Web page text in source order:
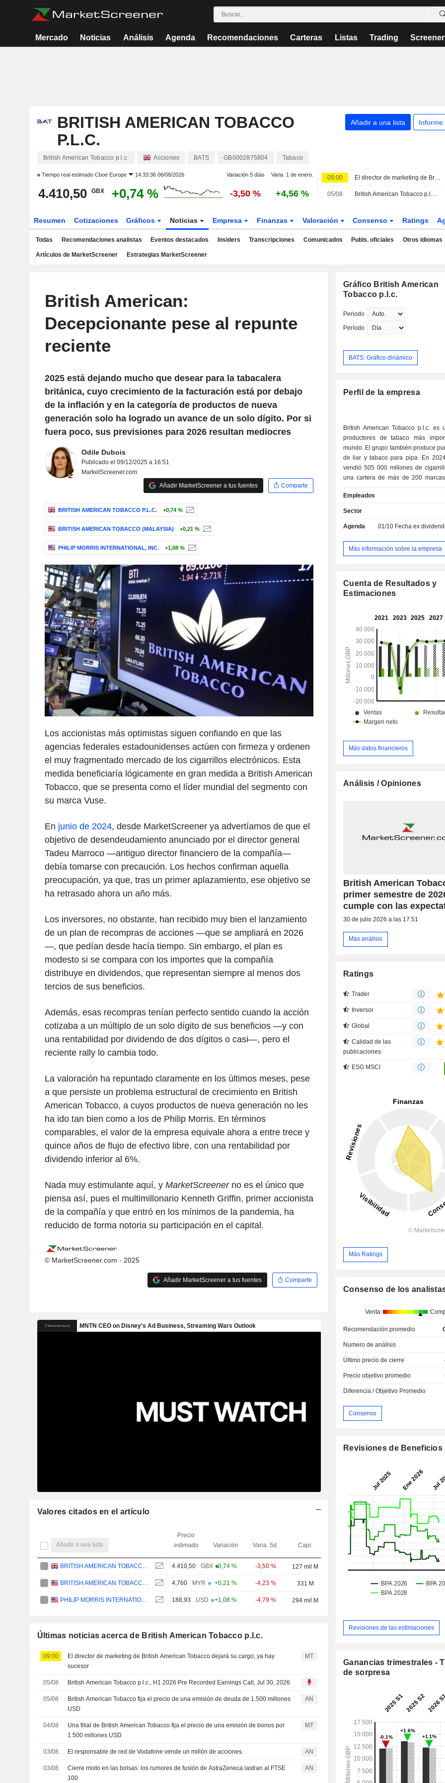
Mercado Noticias Análisis Agenda Recomendaciones Carteras Listas Trading
BRITISH AMERICAN TOBACCO
P.L.C.
Añadir a una lista Informe
British American Tobacco p.l.c. Acciones BATS GB0002875804 Tabaco
Tiempo real estimado Cboe Europe 14:33:36 06/08/2026 Variación 5 días Varia. 1 de enero.
4.410,50 GBX +0,74 % -3,50 % +4,56 %
09:00 El director de marketing de British American Tobacco dejará su cargo; ya hay sucesor
05/08 British American Tobacco p.l.c., H1 2026 Pre Recorded Earnings Call, Jul 30, 2026
Resumen Cotizaciones Gráficos Noticias Empresa Finanzas Valoración Consenso Ratings
Todas Recomendaciones analistas Eventos destacados Insiders Transcripciones Comunicados Publs. oficiales Otros idiomas
Artículos de MarketScreener Estrategias MarketScreener
British American:
Decepcionante pese al repunte
reciente
2025 está dejando mucho que desear para la tabacalera
británica, cuyo crecimiento de la facturación está por debajo
de la inflación y en la categoría de productos de nueva
generación solo ha logrado un avance de un solo dígito. Por si
fuera poco, sus previsiones para 2026 resultan mediocres
Odile Dubois
Publicado el 09/12/2025 a 16:51
MarketScreener.com
Añadir MarketScreener a tus fuentes
Comparte
BRITISH AMERICAN TOBACCO P.L.C. +0,74 %
BRITISH AMERICAN TOBACCO (MALAYSIA) +0,21 %
PHILIP MORRIS INTERNATIONAL, INC. +1,08 %
Los accionistas más optimistas siguen confiando en que las
agencias federales estadounidenses actúen con firmeza y ordenen
el muy fragmentado mercado de los cigarrillos electrónicos. Esta
medida beneficiaría lógicamente en gran medida a British American
Tobacco, que se presenta como el líder mundial del segmento con
su marca Vuse.
En junio de 2024, desde MarketScreener ya advertíamos de que el
objetivo de desendeudamiento anunciado por el director general
Tadeu Marroco —antiguo director financiero de la compañía—
debía tomarse con precaución. Los hechos confirman aquella
preocupación, ya que, tras un primer aplazamiento, ese objetivo se
ha retrasado ahora un año más.
Los inversores, no obstante, han recibido muy bien el lanzamiento
de un plan de recompras de acciones —que se ampliará en 2026
—, que pedían desde hacía tiempo. Sin embargo, el plan es
modesto si se compara con los importes que la compañía
distribuye en dividendos, que representan siempre al menos dos
tercios de sus beneficios.
Además, esas recompras tenían perfecto sentido cuando la acción
cotizaba a un múltiplo de un solo dígito de sus beneficios —y con
una rentabilidad por dividendo de dos dígitos o casi—, pero el
reciente rally lo cambia todo.
La valoración ha repuntado claramente en los últimos meses, pese
a que persiste un problema estructural de crecimiento en British
American Tobacco, a cuyos productos de nueva generación no les
ha ido tan bien como a los de Philip Morris. En términos
comparables, el valor de la empresa equivale ahora a entre trece y
quince años de flujo de efectivo libre, con una rentabilidad por
dividendo inferior al 6%.
Nada muy estimulante aquí, y MarketScreenerno es el único que
piensa así, pues el multimillonario Kenneth Griffin, primer accionista
de la compañía y que entró en los mínimos de la pandemia, ha
reducido de forma notoria su participación en el capital.
© MarketScreener.com - 2025
Añadir MarketScreener a tus fuentes Comparte
Valores citados en el artículo
Añadir a una lista
Precio
estimado
Variación Varia. 5d. Capi.
4.410,50 GBX +0,74 % -3,50 % 127 mil M
4,760 MYR +0,21 % -4,23 % 331 M
188,93 USD +1,08 % -4,79 % 294 mil M
Últimas noticias acerca de British American Tobacco p.l.c.
09:00
El director de marketing de British American Tobacco dejará su cargo; ya hay
sucesor
MT
05/08 British American Tobacco p.l.c., H1 2026 Pre Recorded Earnings Call, Jul 30, 2026
05/08
British American Tobacco fija el precio de una emisión de deuda de 1.500 millones
USD
AN
04/08
Una filial de British American Tobacco fija el precio de una emisión de bonos por
1.500 millones USD
MT
03/08 El responsable de red de Vodafone vende un millón de acciones AN
03/08
Cierre mixto en las bolsas: los rumores de fusión de AstraZeneca lastran al FTSE
100
AN
Gráfico British American
Tobacco p.l.c.
Periodo
Período
BATS: Gráfico dinámico
Perfil de la empresa
British American Tobacco p.l.c. es
productores de tabaco más
mundo. El grupo también produce
de liar y tabaco para pipa. En 2024, el grupo
vendió 505 000 millones de
una cartera de más de 200
Pall Mall, Kool y Rothmans). Las ventas netas
se distribuyen geográficamente de
Europa (36,4 %) y Asia/Pacífico/
Empleados
Sector
Agenda 01/10 Fecha ex dividendo -
Más información sobre la empresa
Cuenta de Resultados y
Estimaciones
Más datos financieros
Análisis / Opiniones
British American
primer semestre de
cumple con las
30 de julio 2026 a las 17:51
Más análisis
Ratings
Trader
Inversor
Global
Calidad de las
publicaciones
ESG MSCI
Más Ratings
Consenso de los
Venta
Recomendación promedio
Numero de análisis
Último precio de cierre
Precio objetivo promedio
Diferencia / Objetivo Promedio
Consenso
Revisiones de Beneficios
Revisiones de las estimaciones
Ganancias trimestrales -
de sorpresa